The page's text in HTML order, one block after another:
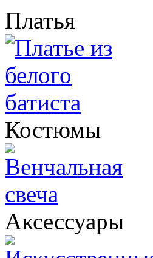
Платья
Костюмы
Аксессуары